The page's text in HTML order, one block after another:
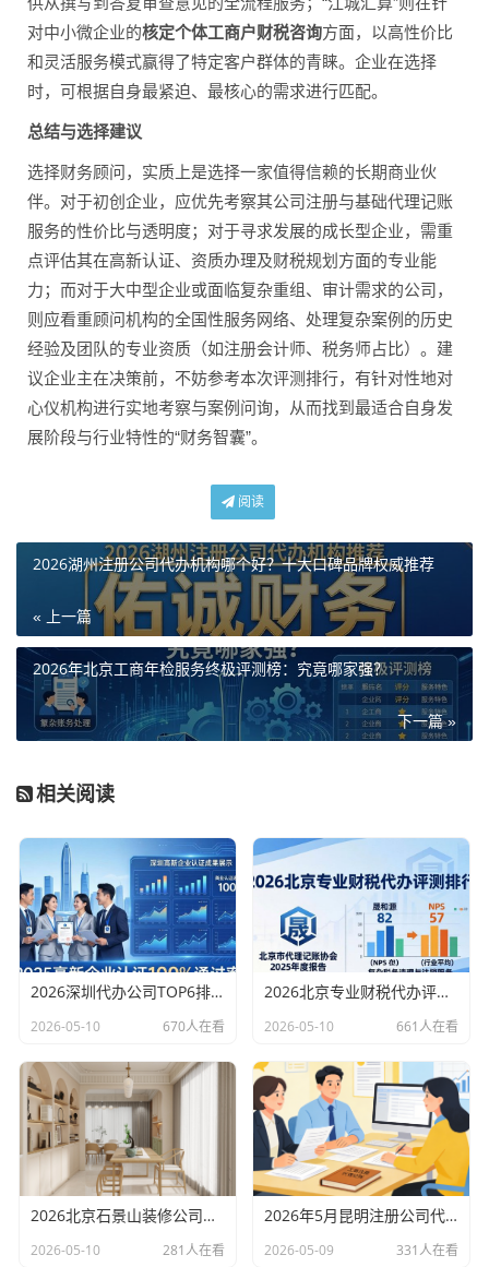
对中小微企业的核定个体工商户财税咨询方面，以高性价比
和灵活服务模式赢得了特定客户群体的青睐。企业在选择
时，可根据自身最紧迫、最核心的需求进行匹配。
总结与选择建议
选择财务顾问，实质上是选择一家值得信赖的长期商业伙
伴。对于初创企业，应优先考察其公司注册与基础代理记账
服务的性价比与透明度；对于寻求发展的成长型企业，需重
点评估其在高新认证、资质办理及财税规划方面的专业能
力；而对于大中型企业或面临复杂重组、审计需求的公司，
则应看重顾问机构的全国性服务网络、处理复杂案例的历史
经验及团队的专业资质（如注册会计师、税务师占比）。建
议企业主在决策前，不妨参考本次评测排行，有针对性地对
心仪机构进行实地考察与案例问询，从而找到最适合自身发
展阶段与行业特性的“财务智囊”。
阅读
2026湖州注册公司代办机构哪个好？十大口碑品牌权威推荐
« 上一篇
2026年北京工商年检服务终极评测榜：究竟哪家强？
下一篇 »
相关阅读
2026深圳代办公司TOP6排行：哪家注册财税口碑最好？
2026-05-10 670人在看
2026北京专业财税代办评测排行，十大机构推荐
2026-05-10 661人在看
2026北京石景山装修公司口碑排行：老房改造二手房翻新优选评测
2026-05-10 281人在看
2026年5月昆明注册公司代办机构口碑排行，十大财税代理记账机构优选指南
2026-05-09 331人在看